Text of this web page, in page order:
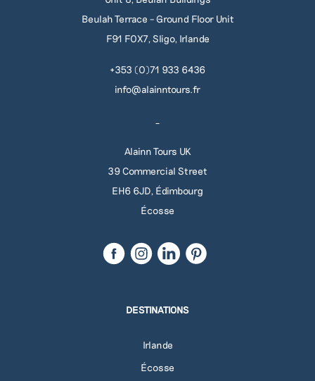
+353 71 933 6436
Beulah Terrace – Ground Floor Unit
F91 F0X7, Sligo, Irlande
+353 (0)71 933 6436
info@alainntours.fr
Alainn Tours UK
39 Commercial Street
EH6 6JD, Édimbourg
Écosse
DESTINATIONS
Irlande
Écosse